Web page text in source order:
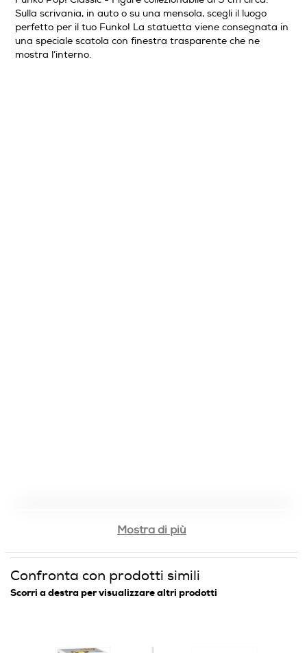
Sulla scrivania, in auto o su una mensola, scegli il luogo
perfetto per il tuo Funko! La statuetta viene consegnata in
una speciale scatola con finestra trasparente che ne
mostra l’interno.
Mostra di più
Confronta con prodotti simili
Scorri a destra per visualizzare altri prodotti